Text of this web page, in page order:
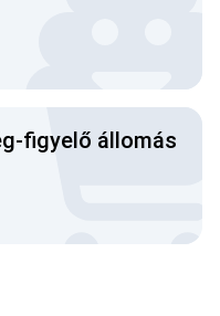
figyelő állomás